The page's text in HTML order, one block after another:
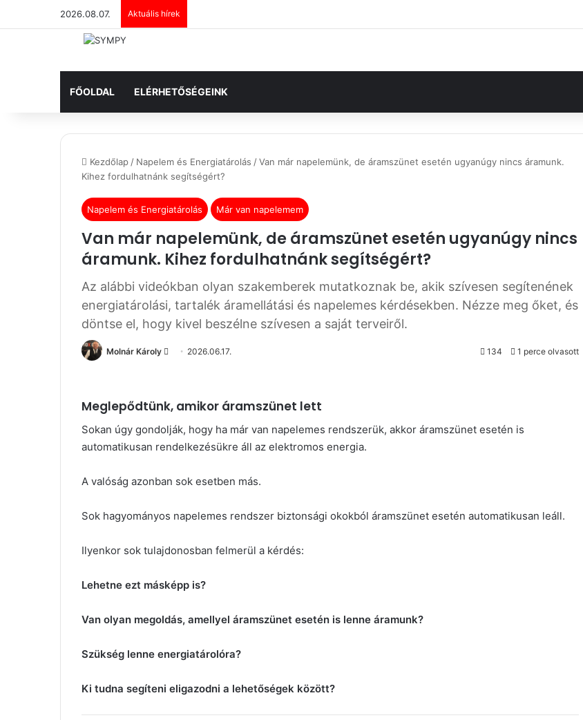
2026.08.07. Aktuális hírek
FŐOLDAL ELÉRHETŐSÉGEINK
Kezdőlap / Napelem és Energiatárolás /Van már napelemünk, de áramszünet esetén ugyanúgy nincs áramunk.
Kihez fordulhatnánk segítségért?
Napelem és Energiatárolás Már van napelemem
Van már napelemünk, de áramszünet esetén ugyanúgy nincs
áramunk. Kihez fordulhatnánk segítségért?
Az alábbi videókban olyan szakemberek mutatkoznak be, akik szívesen segítenének
energiatárolási, tartalék áramellátási és napelemes kérdésekben. Nézze meg őket, és
döntse el, hogy kivel beszélne szívesen a saját terveiről.
Molnár Károly
d
n
e
a
l
2026.06.17. 134 1 perce olvasott
Meglepődtünk, amikor áramszünet lett
Sokan úgy gondolják, hogy ha már van napelemes rendszerük, akkor áramszünet esetén is
automatikusan rendelkezésükre áll az elektromos energia.
A valóság azonban sok esetben más.
Sok hagyományos napelemes rendszer biztonsági okokból áramszünet esetén automatikusan leáll.
Ilyenkor sok tulajdonosban felmerül a kérdés:
Lehetne ezt másképp is?
Van olyan megoldás, amellyel áramszünet esetén is lenne áramunk?
Szükség lenne energiatárolóra?
Ki tudna segíteni eligazodni a lehetőségek között?